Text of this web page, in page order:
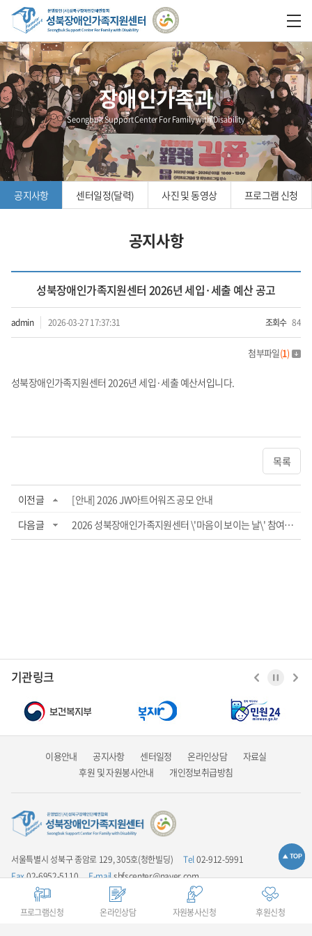
장애인가족과
Seongbuk Support Center For Family with Disability
공지사항 센터일정(달력) 사진 및 동영상 프로그램 신청
공지사항
성북장애인가족지원센터 2026년 세입·세출 예산 공고
admin 2026-03-27 17:37:31 조회수 84
첨부파일(1)
성북장애인가족지원센터 2026년 세입·세출 예산서입니다.
목록
이전글
[안내] 2026 JW아트어워즈 공모 안내
다음글
2026 성북장애인가족지원센터 \'마음이 보이는 날\' 참여자 모집
프로그램신청 온라인상담 자원봉사신청 후원신청
기관링크
이용안내 공지사항 센터일정 온라인상담
자료실
후원 및 자원봉사안내
개인정보취급방침
서울특별시 성북구 종암로 129, 305호(청한빌딩) Tel02-912-5991
Fax02-6952-5110 E-mailsbfscenter@naver.com
업무시간안내
평일 9:00 ~ 18:00 / 점심시간 12:00 ~ 13:00 / 주말 및 공휴일은
휴무입니다